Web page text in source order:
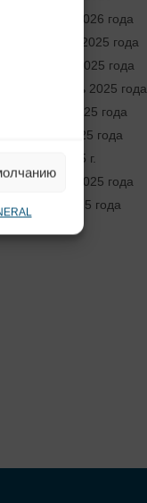
Январь 2026 года
Декабрь 2025 года
Ноябрь 2025 года
Сентябрь 2025 года
Август 2025 года
Июнь 2025 года
Май 2025 г.
Апрель 2025 года
Март 2025 года